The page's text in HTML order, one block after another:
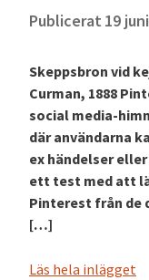
Publicerat 19
Skeppsbron vid
Curman, 1888
social media-
där användarna
ex händelser
ett test med att
Pinterest från de
[…]
Läs hela inlägget